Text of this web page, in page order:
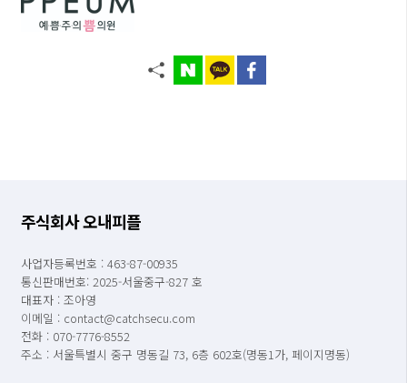
주식회사 오내피플
사업자등록번호 : 463-87-00935
통신판매번호: 2025-서울중구-827 호
대표자 : 조아영
이메일 : contact@catchsecu.com
전화 : 070-7776-8552
주소 : 서울특별시 중구 명동길 73, 6층 602호(명동1가, 페이지명동)